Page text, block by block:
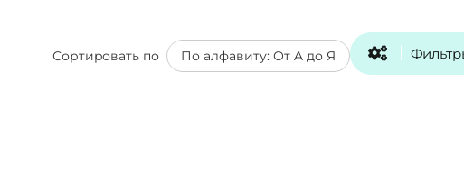
Сортировать по